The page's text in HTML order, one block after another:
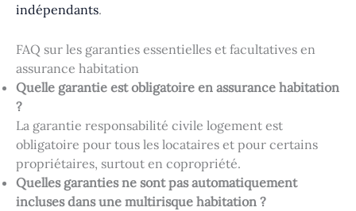
indépendants.
FAQ sur les garanties essentielles et facultatives en
assurance habitation
Quelle garantie est obligatoire en assurance habitation
?
La garantie responsabilité civile logement est
obligatoire pour tous les locataires et pour certains
propriétaires, surtout en copropriété.
Quelles garanties ne sont pas automatiquement
incluses dans une multirisque habitation ?